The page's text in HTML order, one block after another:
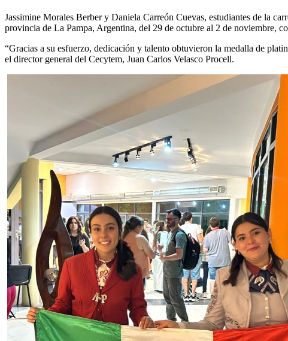
Jassimine Morales Berber y Daniela Carreón Cuevas, estudiantes de la
provincia de La Pampa, Argentina, del 29 de octubre al 2 de noviembre,
“Gracias a su esfuerzo, dedicación y talento obtuvieron la medalla de
el director general del Cecytem, Juan Carlos Velasco Procell.